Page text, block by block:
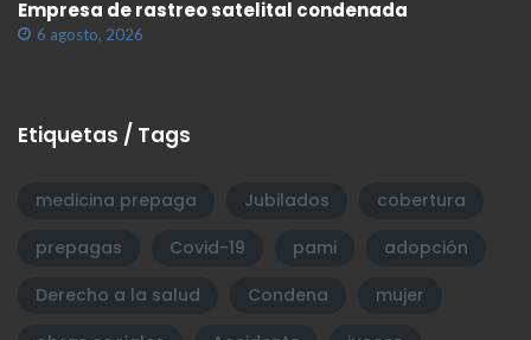
Empresa de rastreo satelital condenada
6 agosto, 2026
Etiquetas / Tags
medicina prepaga Jubilados
cobertura
prepagas
Covid-19 pami
adopción
Derecho a la salud
Condena
mujer